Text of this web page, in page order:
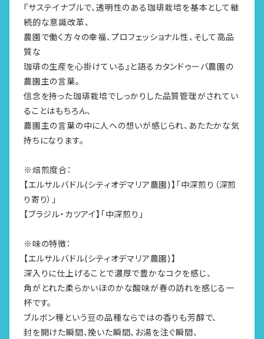
『サステイナブルで、透明性のある珈琲栽培を基本として継
続的な意識改革、
農園で働く方々の幸福、プロフェッショナル性、そして高品
質な
珈琲の生産を心掛けている』と語るカタンドゥーバ農園の
農園主の言葉。
信念を持った珈琲栽培でしっかりした品質管理がされてい
ることはもちろん、
農園主の言葉の中に人への想いが感じられ、あたたかな気
持ちになります。
※焙煎度合：
【エルサルバドル(シティオデマリア農園)】「中深煎り（深煎
り寄り）」
【ブラジル・カツアイ】「中深煎り」
※味の特徴：
【エルサルバドル(シティオデマリア農園)】
深入りに仕上げることで濃厚で豊かなコクを感じ、
角がとれた柔らかいほのかな酸味が春の訪れを感じる一
杯です。
ブルボン種という豆の品種ならではの香りも芳醇で、
封を開けた瞬間、挽いた瞬間、お湯を注ぐ瞬間、